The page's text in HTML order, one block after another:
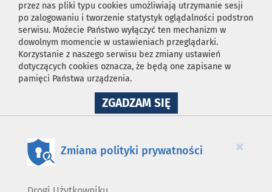
przez nas pliki typu cookies umożliwiają utrzymanie sesji
po zalogowaniu i tworzenie statystyk oglądalności podstron
serwisu. Możecie Państwo wyłączyć ten mechanizm w
dowolnym momencie w ustawieniach przeglądarki.
Korzystanie z naszego serwisu bez zmiany ustawień
dotyczących cookies oznacza, że będą one zapisane w
pamięci Państwa urządzenia.
ZGADZAM SIĘNA
WYKORZYSTANIE
×
Zmiana polityki prywatności